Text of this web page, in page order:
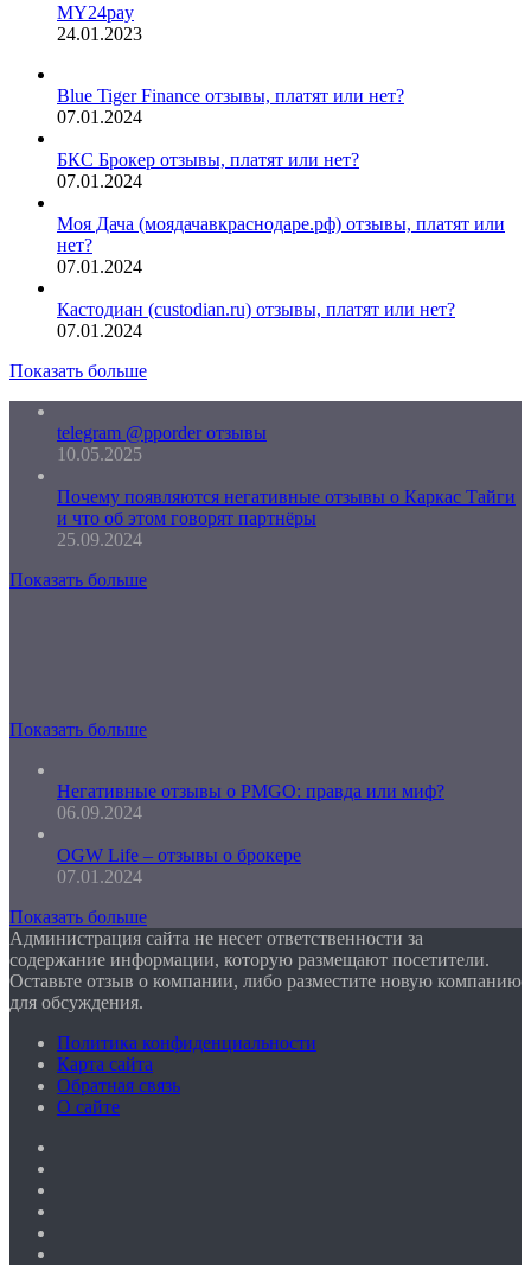
MY24pay
24.01.2023
Blue Tiger Finance отзывы, платят или нет?
07.01.2024
БКС Брокер отзывы, платят или нет?
07.01.2024
Моя Дача (моядачавкраснодаре.рф) отзывы, платят или
нет?
07.01.2024
Кастодиан (custodian.ru) отзывы, платят или нет?
07.01.2024
Показать больше
telegram @pporder отзывы
10.05.2025
Почему появляются негативные отзывы о Каркас Тайги
и что об этом говорят партнёры
25.09.2024
Показать больше
Показать больше
Негативные отзывы о PMGO: правда или миф?
06.09.2024
OGW Life – отзывы о брокере
07.01.2024
Показать больше
Администрация сайта не несет ответственности за
содержание информации, которую размещают посетители.
Оставьте отзыв о компании, либо разместите новую компанию
для обсуждения.
Политика конфиденциальности
Карта сайта
Обратная связь
О сайте